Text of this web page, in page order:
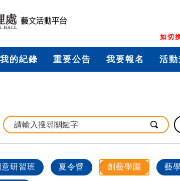
如切
我的紀錄 重要公告 我要報名 活動
研習班 夏令營 創藝學園 藝